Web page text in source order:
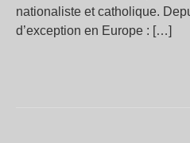
nationaliste et catholique.
d’exception en Europe : […]